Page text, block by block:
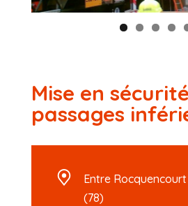
Mise en
passages
Entre
(78)